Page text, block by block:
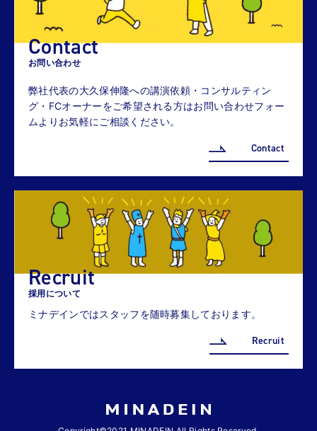
Contact
お問い合わせ
弊社代表の大久保伸隆への講演依頼・コンサルティン
グ・FCオーナーをご希望される方はお問い合わせフォー
ムよりお気軽にご相談ください。
Contact
Recruit
採用について
ミナデインではスタッフを随時募集しております。
Recruit